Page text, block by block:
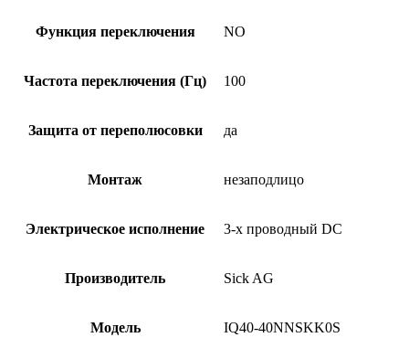
Функция переключения NO
Частота переключения (Гц) 100
Защита от переполюсовки да
Монтаж незаподлицо
Электрическое исполнение 3-х проводный DC
Производитель Sick AG
Модель IQ40-40NNSKK0S